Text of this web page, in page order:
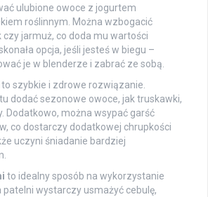
ulubione owoce z jogurtem
roślinnym. Można wzbogacić
jarmuż, co doda mu wartości
opcja, jeśli jesteś w biegu –
je w blenderze i zabrać ze sobą.
to szybkie i zdrowe rozwiązanie.
dodać sezonowe owoce, jak truskawki,
Dodatkowo, można wsypać garść
co dostarczy dodatkowej chrupkości
uczyni śniadanie bardziej
to idealny sposób na wykorzystanie
patelni wystarczy usmażyć cebulę,